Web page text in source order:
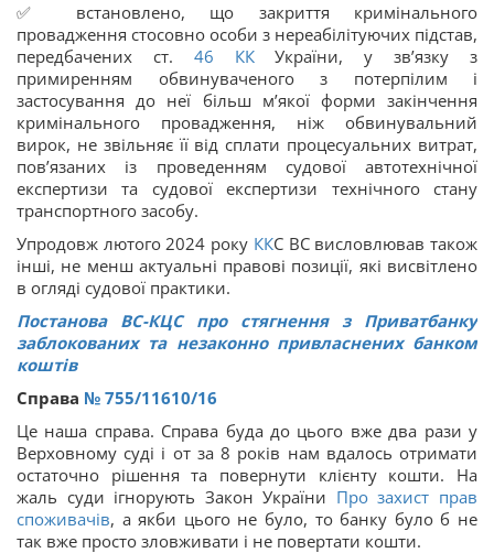
✅ встановлено, що закриття кримінального
провадження стосовно особи з нереабілітуючих підстав,
передбачених ст. 46 ККУкраїни, у зв’язку з
примиренням обвинуваченого з потерпілим і
застосування до неї більш м’якої форми закінчення
кримінального провадження, ніж обвинувальний
вирок, не звільняє її від сплати процесуальних витрат,
пов’язаних із проведенням судової автотехнічної
експертизи та судової експертизи технічного стану
транспортного засобу.
Упродовж лютого 2024 року ККС ВС висловлював також
інші, не менш актуальні правові позиції, які висвітлено
в огляді судової практики.
Постанова ВС-КЦС про стягнення з Приватбанку
заблокованих та незаконно привласнених банком
коштів
Справа № 755/11610/16
Це наша справа. Справа буда до цього вже два рази у
Верховному суді і от за 8 років нам вдалось отримати
остаточно рішення та повернути клієнту кошти. На
жаль суди ігнорують Закон України Про захист прав
споживачів, а якби цього не було, то банку було б не
так вже просто зловживати і не повертати кошти.